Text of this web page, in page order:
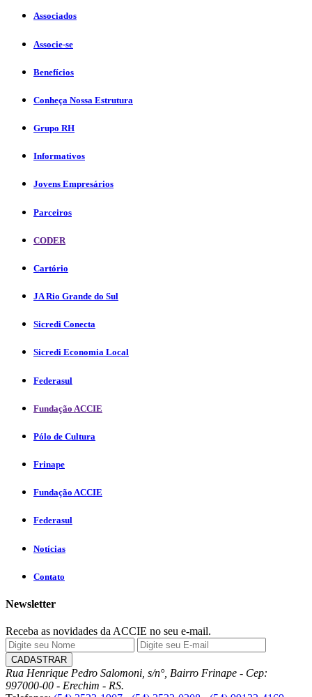
Associados
Associe-se
Benefícios
Conheça Nossa Estrutura
Grupo RH
Informativos
Jovens Empresários
Parceiros
CODER
Cartório
JA Rio Grande do Sul
Sicredi Conecta
Sicredi Economia Local
Federasul
Fundação ACCIE
Pólo de Cultura
Frinape
Fundação ACCIE
Federasul
Notícias
Contato
Newsletter
Receba as novidades da ACCIE no seu e-mail.
Rua Henrique Pedro Salomoni, s/n°, Bairro Frinape - Cep:
997000-00 - Erechim - RS.